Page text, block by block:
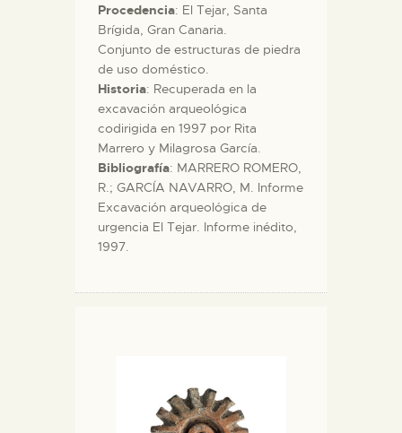
Procedencia: El Tejar, Santa
Brígida, Gran Canaria.
Conjunto de estructuras de piedra
de uso doméstico.
Historia: Recuperada en la
excavación arqueológica
codirigida en 1997 por Rita
Marrero y Milagrosa García.
Bibliografía: MARRERO ROMERO,
R.; GARCÍA NAVARRO, M. Informe
Excavación arqueológica de
urgencia El Tejar. Informe inédito,
1997.